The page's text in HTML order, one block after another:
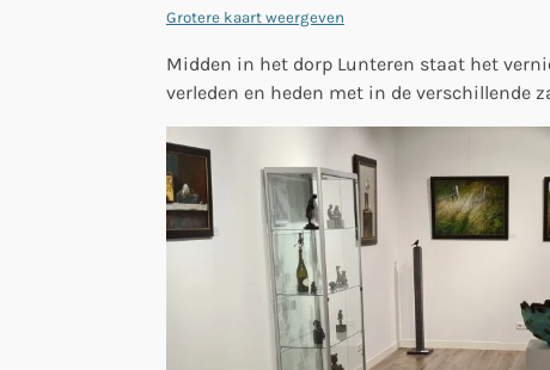
Grotere kaart weergeven
Midden in het dorp Lunteren staat het
verleden en heden met in de